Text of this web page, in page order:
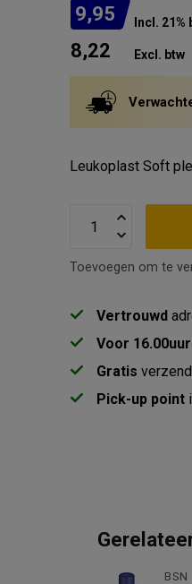
9,95 Incl. 21%
8,22 Excl. btw
Leukoplast Soft
Toevoegen om te
Vertrouwd
Voor
Gratis
Pick-up point
BSN